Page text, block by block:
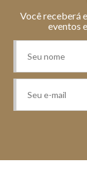
Você receberá
eventos